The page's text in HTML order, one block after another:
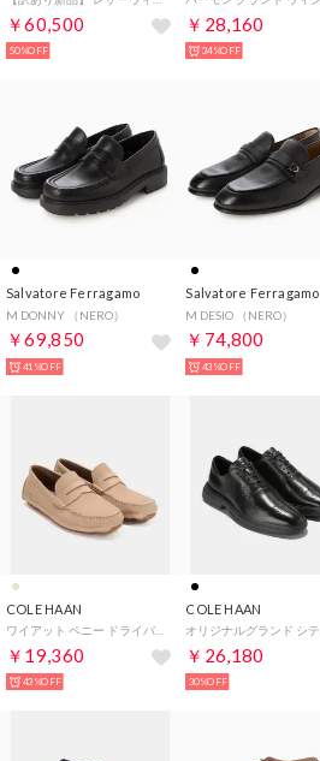
￥60,500
50%OFF
￥28,160
34%OFF
Salvatore Ferragamo
M DONNY （NERO）
￥69,850
41%OFF
Salvatore Ferragamo
M DESIO （NERO）
￥74,800
43%OFF
COLE HAAN
￥19,360
43%OFF
COLE HAAN
￥26,180
30%OFF